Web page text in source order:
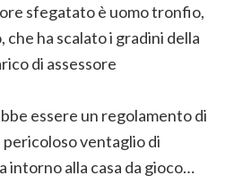
sfegatato è uomo tronfio,
che ha scalato i gradini della
di assessore
essere un regolamento di
pericoloso ventaglio di
intorno alla casa da gioco…